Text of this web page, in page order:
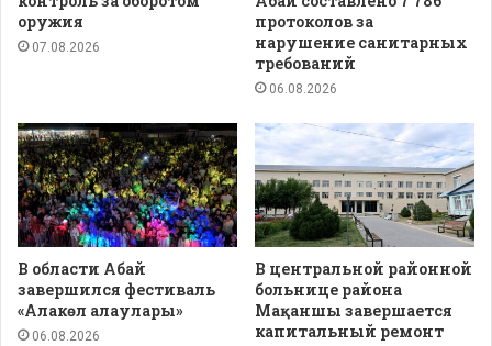
оружия
07.08.2026
протоколов за
нарушение санитарных
требований
06.08.2026
В области Абай
завершился фестиваль
«Алакөл алаулары»
06.08.2026
В центральной районной
больнице района
Мақаншы завершается
капитальный ремонт